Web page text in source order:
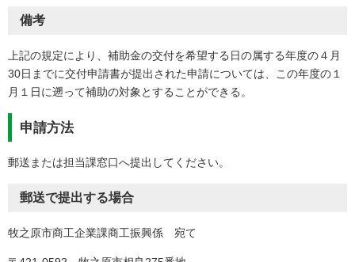
備考
上記の規定により、補助金の交付を希望する日の属する年度の４月
30日までに交付申請書が提出された申請については、この年度の１
月１日に遡って補助の対象とすることができる。
申請方法
郵送または担当課窓口へ提出してください。
郵送で提出する場合
牧之原市商工企業課商工振興係 宛て